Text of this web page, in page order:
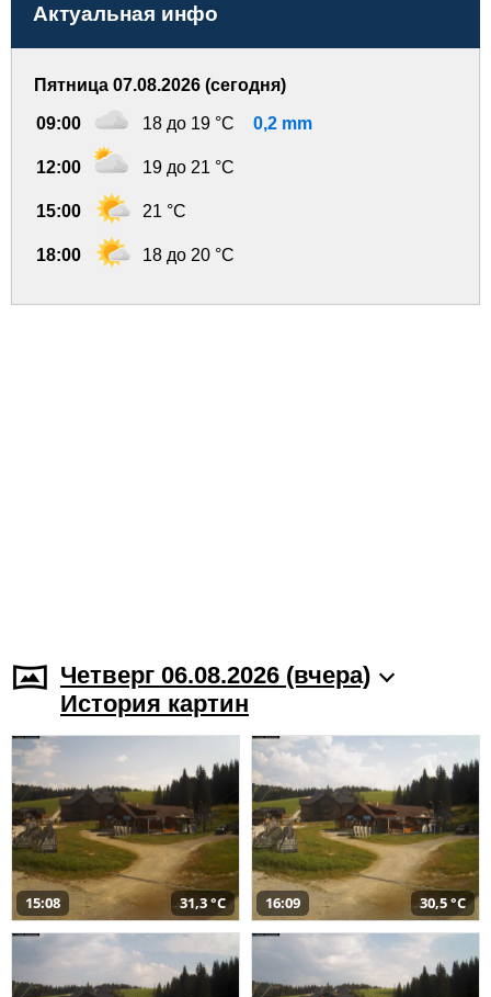
Актуальная инфо
Пятница 07.08.2026 (сегодня)
09:00 18 до 19 °C 0,2 mm
12:00 19 до 21 °C
15:00 21 °C
18:00 18 до 20 °C
Четверг 06.08.2026 (вчера)
История картин
15:08 31,3 °C 16:09 30,5 °C